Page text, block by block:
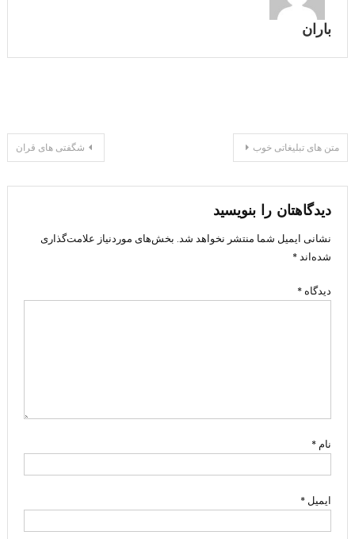
باران
راهبری
نوشته
شگفتی های قران متن های تبلیغاتی خوب
دیدگاهتان را بنویسید
نشانی ایمیل شما منتشر نخواهد شد. بخش‌های موردنیاز علامت‌گذاری
شده‌اند*
دیدگاه *
نام*
ایمیل *